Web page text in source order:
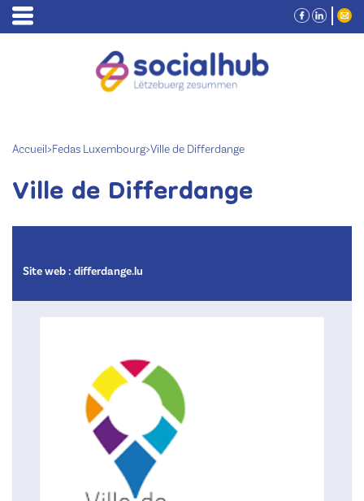
Accueil>Fedas Luxembourg>Ville de Differdange
Ville de Differdange
Site web : differdange.lu